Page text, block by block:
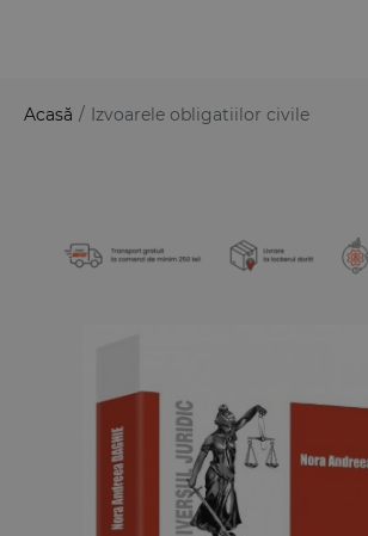
Acasă / Izvoarele obligatiilor civile